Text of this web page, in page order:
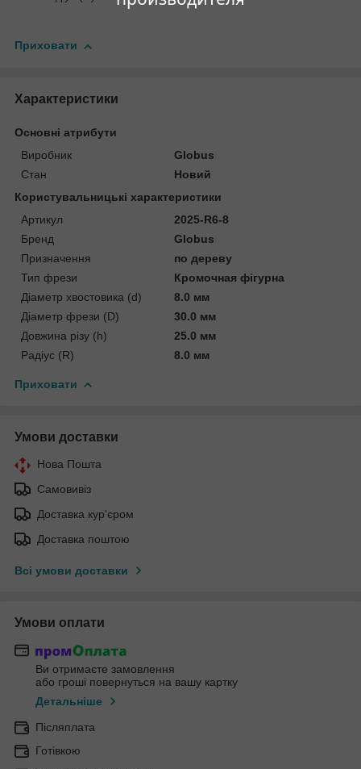
Приховати
Характеристики
Основні атрибути
Виробник
Globus
Стан
Новий
Користувальницькі характеристики
Артикул
2025-R6-8
Бренд
Globus
Призначення
по дереву
Тип фрези
Кромочная фігурна
Діаметр хвостовика (d)
8.0 мм
Діаметр фрези (D)
30.0 мм
Довжина різу (h)
25.0 мм
Радіус (R)
8.0 мм
Приховати
Умови доставки
Нова Пошта
Самовивіз
Доставка кур'єром
Доставка поштою
Всі умови доставки
Умови оплати
Ви отримаєте замовлення
або гроші повернуться на вашу картку
Детальніше
Післяплата
Готівкою